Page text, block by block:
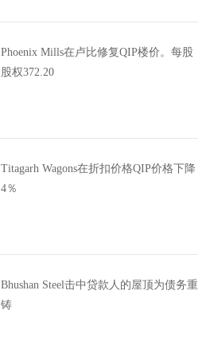
Phoenix Mills在卢比修复QIP楼价。每股
股权372.20
Titagarh Wagons在折扣价格QIP价格下降
4％
Bhushan Steel击中贷款人的屋顶为债务重
铸